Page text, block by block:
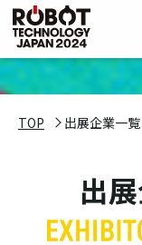
TOP 出展企業一
出